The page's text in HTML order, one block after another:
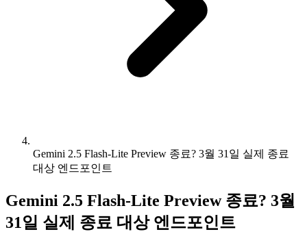
Gemini 2.5 Flash-Lite Preview 종료? 3월 31일 실제 종료
대상 엔드포인트
Gemini 2.5 Flash-Lite Preview 종료? 3월
31일 실제 종료 대상 엔드포인트